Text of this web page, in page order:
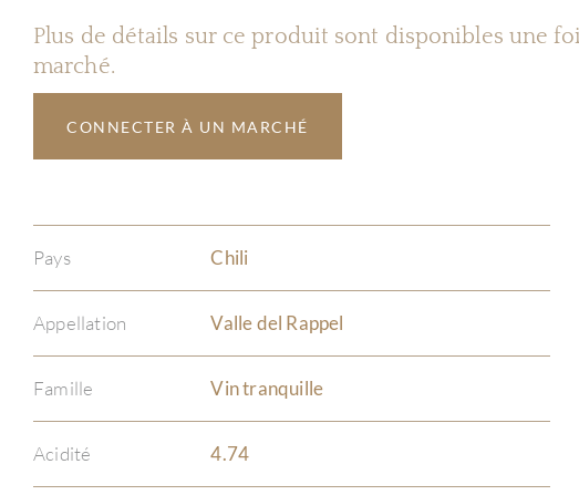
Plus de détails sur ce produit sont disponibles une
marché.
CONNECTER À UN MARCHÉ
Pays Chili
Appellation Valle del Rappel
Famille Vin tranquille
Acidité 4.74